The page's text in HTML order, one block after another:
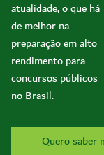
atualidade, o que há
de melhor na
preparação em alto
rendimento para
concursos públicos
no Brasil.
Quero saber